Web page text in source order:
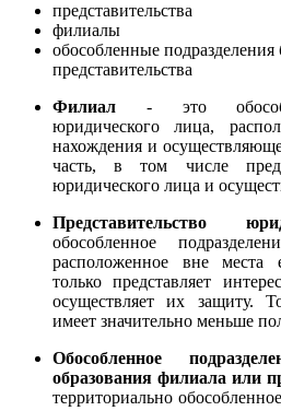
представительства
филиалы
обособленные подразделения
представительства
Филиал - это
юридического лица,
нахождения и
часть, в том числе
юридического лица и
Представительство
обособленное
расположенное вне места
только представляет
осуществляет их защиту.
имеет значительно меньше
Обособленное
образования филиала или
территориально